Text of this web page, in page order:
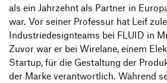
als ein Jahrzehnt als Partner in
war. Vor seiner Professur hat Leif
Industriedesignteams bei FLUID in
Zuvor war er bei Wirelane, einem
Startup, für die Gestaltung der
der Marke verantwortlich. Während